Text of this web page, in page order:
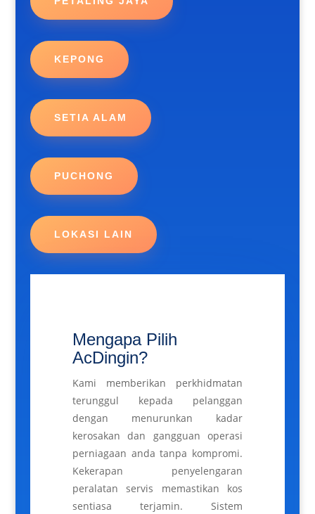
KEPONG
SETIA ALAM
PUCHONG
LOKASI LAIN
Mengapa Pilih
AcDingin?
Kami memberikan perkhidmatan
terunggul kepada pelanggan
dengan menurunkan kadar
kerosakan dan gangguan operasi
perniagaan anda tanpa kompromi.
Kekerapan penyelengaran
peralatan servis memastikan kos
sentiasa terjamin. Sistem